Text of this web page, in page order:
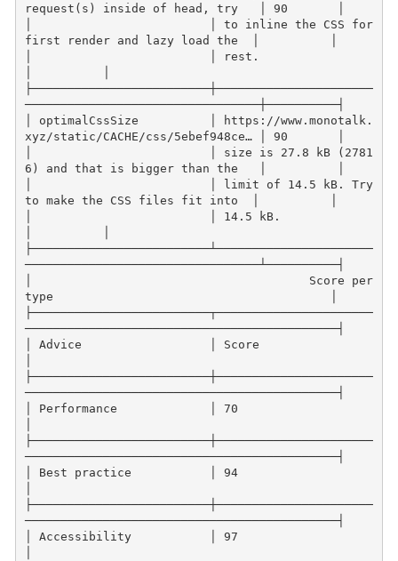
request(s) inside of head, try   │ 90       │
│                         │ to inline the CSS for
first render and lazy load the  │          │
│                         │ rest.
├─────────────────────────┼──────────────────────
─────────────────────────────────┼──────────┤
│ optimalCssSize          │ https://www.monotalk.
xyz/static/CACHE/css/5ebef948ce… │ 90       │
│                         │ size is 27.8 kB (2781
6) and that is bigger than the   │          │
│                         │ limit of 14.5 kB. Try
to make the CSS files fit into  │          │
│                         │ 14.5 kB.
├─────────────────────────┴──────────────────────
─────────────────────────────────┴──────────┤
│                                       Score per
type                                       │
├─────────────────────────┬──────────────────────
────────────────────────────────────────────┤
│ Advice                  │ Score
├─────────────────────────┼──────────────────────
────────────────────────────────────────────┤
│ Performance             │ 70
├─────────────────────────┼──────────────────────
────────────────────────────────────────────┤
│ Best practice           │ 94
├─────────────────────────┼──────────────────────
────────────────────────────────────────────┤
│ Accessibility           │ 97